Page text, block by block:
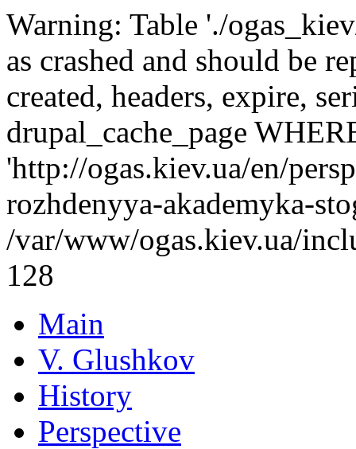
Warning: Table './
as crashed and should be
created, headers, expire,
drupal_cache_page
'http://ogas.kiev.ua/en/
rozhdenyya-akademyka-
/var/www/ogas.kiev.ua/
128
Main
V. Glushkov
History
Perspective